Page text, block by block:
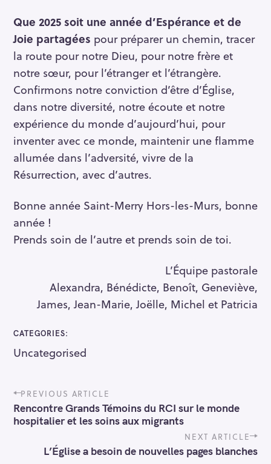
Que 2025 soit une année d’Espérance et de
Joie partagées pour préparer un chemin, tracer
la route pour notre Dieu, pour notre frère et
notre sœur, pour l’étranger et l’étrangère.
Confirmons notre conviction d’être d’Église,
dans notre diversité, notre écoute et notre
expérience du monde d’aujourd’hui, pour
inventer avec ce monde, maintenir une flamme
allumée dans l’adversité, vivre de la
Résurrection, avec d’autres.
Bonne année Saint-Merry Hors-les-Murs, bonne
année !
Prends soin de l’autre et prends soin de toi.
L’Équipe pastorale
Alexandra, Bénédicte, Benoît, Geneviève,
James, Jean-Marie, Joëlle, Michel et Patricia
CATEGORIES
Uncategorised
P
o
s
t
PREVIOUS ARTICLE
Rencontre Grands Témoins du RCI sur le monde
hospitalier et les soins aux migrants
NEXT ARTICLE
L’Église a besoin de nouvelles pages blanches
S
a
r
c